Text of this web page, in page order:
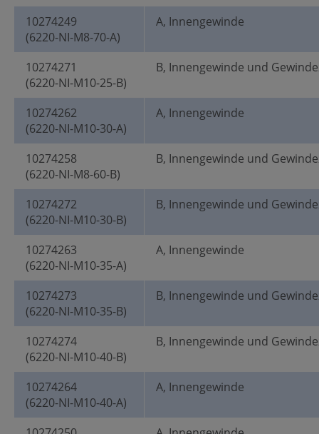
10274249
(6220-NI-M8-70-A)
A, Innengewinde
10274271
(6220-NI-M10-25-B)
B, Innengewinde und
10274262
(6220-NI-M10-30-A)
A, Innengewinde
10274258
(6220-NI-M8-60-B)
B, Innengewinde und
10274272
(6220-NI-M10-30-B)
B, Innengewinde und
10274263
(6220-NI-M10-35-A)
A, Innengewinde
10274273
(6220-NI-M10-35-B)
B, Innengewinde und
10274274
(6220-NI-M10-40-B)
B, Innengewinde und
10274264
(6220-NI-M10-40-A)
A, Innengewinde